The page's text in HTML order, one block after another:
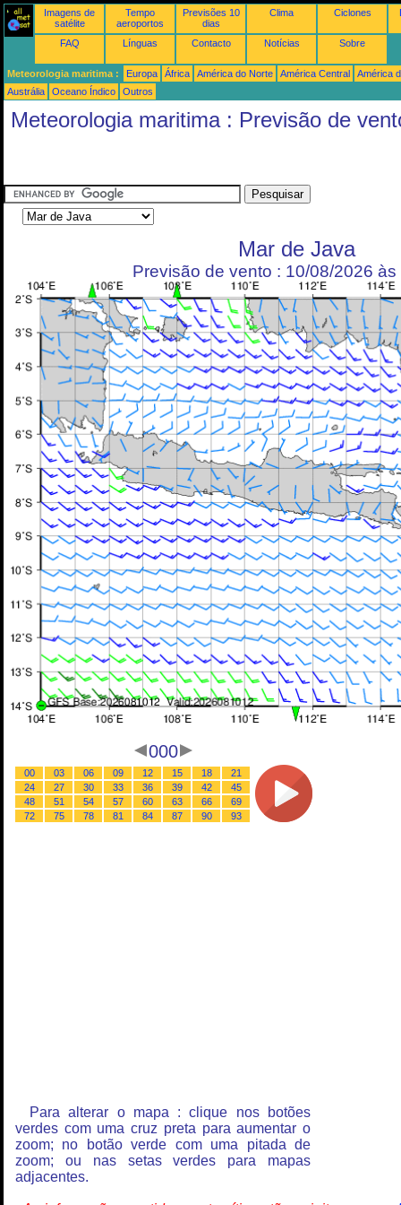
Imagens de
satélite
Tempo
aeroportos
Previsões 10
dias
Clima Ciclones
FAQ Línguas Contacto Notícias Sobre
Meteorologia maritima : Europa África América do Norte América Central
América
Austrália
Oceano Índico Outros
Meteorologia maritima : Previsão de
Mar de Java
Previsão de vento : 10/08/2026 às
000
00 03 06 09 12 15 18
21
24
27 30 33 36 39 42
45
48
51 54 57 60 63 66
69
72
75 78 81 84 87 90 93
Para alterar o mapa : clique nos botões
verdes com uma cruz preta para aumentar o
zoom; no botão verde com uma pitada de
zoom; ou nas setas verdes para mapas
adjacentes.